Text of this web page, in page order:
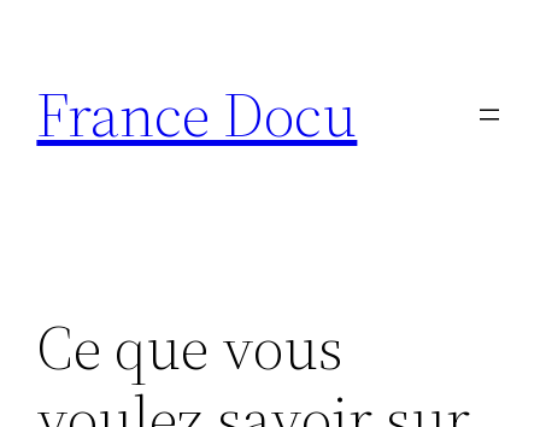
contenu
France Docu
Ce que vous